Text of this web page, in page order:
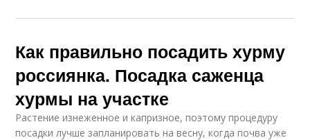
Как правильно посадить хурму
россиянка. Посадка саженца
хурмы на участке
Растение изнеженное и капризное, поэтому процедуру
посадки лучше запланировать на весну, когда почва уже